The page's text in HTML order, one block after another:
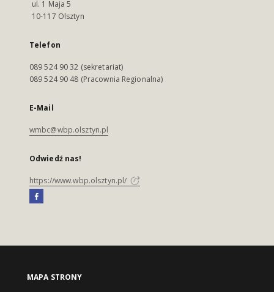
ul. 1 Maja 5
10-117 Olsztyn
Telefon
089 524 90 32 (sekretariat)
089 524 90 48 (Pracownia Regionalna)
E-Mail
wmbc@wbp.olsztyn.pl
Odwiedź nas!
https://www.wbp.olsztyn.pl/
MAPA STRONY